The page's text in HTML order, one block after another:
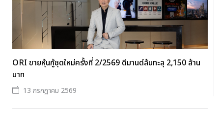
ORI ขายหุ้นกู้ชุดใหม่ครั้งที่ 2/2569 ดีมานด์ล้นทะลุ 2,150 ล้าน
บาท
13 กรกฎาคม 2569